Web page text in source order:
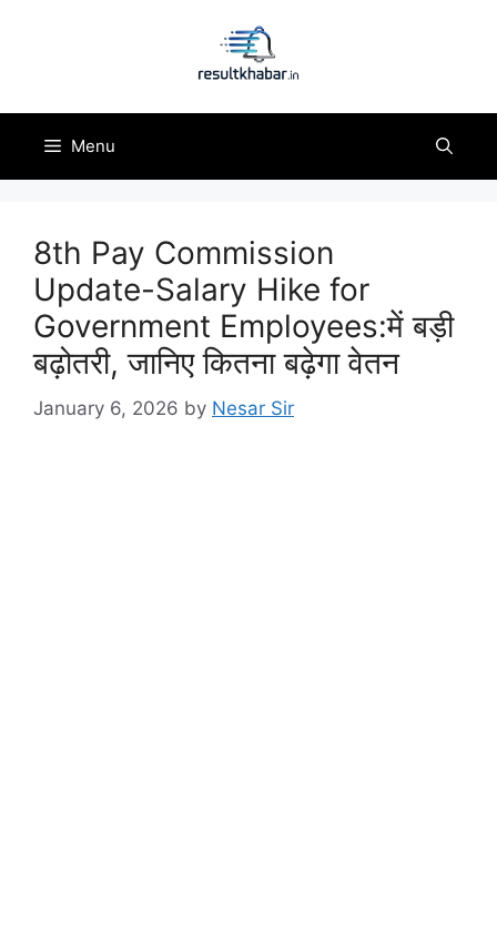
Menu
8th Pay Commission
Update-Salary Hike for
Government Employees:में बड़ी
बढ़ोतरी, जानिए कितना बढ़ेगा वेतन
January 6, 2026 by Nesar Sir